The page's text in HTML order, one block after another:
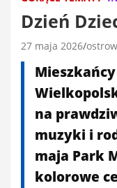
Dzień
27 maja 2026 ostrow
na
muzyki i
maja Park
kolorowe